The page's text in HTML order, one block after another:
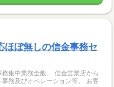
ほぼ無しの信金事務セ
集中業務全般。 信金営業店から
務及びオペレーション等。 お客